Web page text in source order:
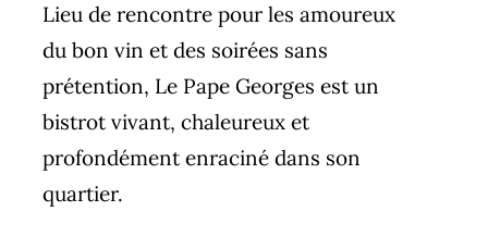
Lieu de rencontre pour les amoureux
du bon vin et des soirées sans
prétention, Le Pape Georges est un
bistrot vivant, chaleureux et
profondément enraciné dans son
quartier.